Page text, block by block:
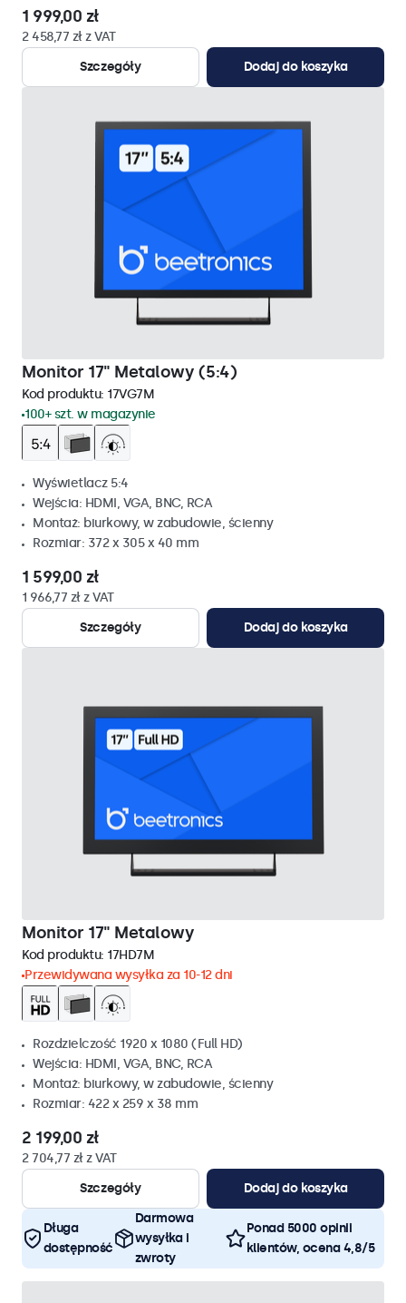
1 999,00 zł
2 458,77 zł z VAT
Szczegóły
Dodaj do koszyka
Monitor 17" Metalowy (5:4)
Kod produktu: 17VG7M
100+ szt. w magazynie
Wyświetlacz 5:4
Wejścia: HDMI, VGA, BNC, RCA
Montaż: biurkowy, w zabudowie, ścienny
Rozmiar: 372 x 305 x 40 mm
1 599,00 zł
1 966,77 zł z VAT
Szczegóły
Dodaj do koszyka
Monitor 17" Metalowy
Kod produktu: 17HD7M
Przewidywana wysyłka za 10-12 dni
Rozdzielczość 1920 x 1080 (Full HD)
Wejścia: HDMI, VGA, BNC, RCA
Montaż: biurkowy, w zabudowie, ścienny
Rozmiar: 422 x 259 x 38 mm
2 199,00 zł
2 704,77 zł z VAT
Szczegóły
Dodaj do koszyka
Długa
dostępność
Darmowa
wysyłka i
zwroty
Ponad 5000 opinii
klientów, ocena 4,8/5